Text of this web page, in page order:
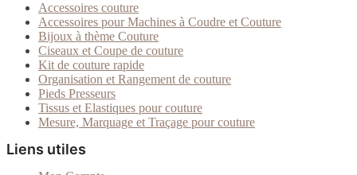
Accessoires couture
Accessoires pour Machines à Coudre et Couture
Bijoux à thème Couture
Ciseaux et Coupe de couture
Kit de couture rapide
Organisation et Rangement de couture
Pieds Presseurs
Tissus et Elastiques pour couture
Mesure, Marquage et Traçage pour couture
Liens utiles